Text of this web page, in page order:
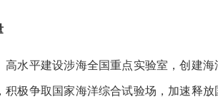
高水平建设涉海全国重点实验室，创建
积极争取国家海洋综合试验场，加速释